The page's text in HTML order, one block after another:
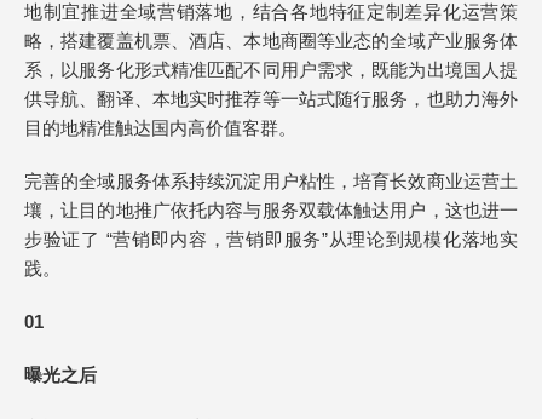
地制宜推进全域营销落地，结合各地特征定制差异化运营策
略，搭建覆盖机票、酒店、本地商圈等业态的全域产业服务体
系，以服务化形式精准匹配不同用户需求，既能为出境国人提
供导航、翻译、本地实时推荐等一站式随行服务，也助力海外
目的地精准触达国内高价值客群。
完善的全域服务体系持续沉淀用户粘性，培育长效商业运营土
壤，让目的地推广依托内容与服务双载体触达用户，这也进一
步验证了 “营销即内容，营销即服务”从理论到规模化落地实
践。
01
曝光之后